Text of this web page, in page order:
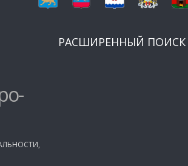
,
РАСШИРЕННЫЙ ПОИСК